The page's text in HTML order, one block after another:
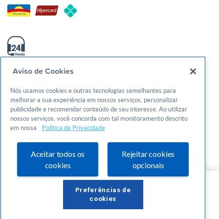
Gratuito
R$ 0,00
Inscrições encerradas!
Av. T-3, 1000, Setor Bueno - Goiânia/GO - CEP: 74210240
CNPJ: 01.269.984/0001-73
Política de privacidade
Termos de uso
© 2026 Todos os direitos reservados. Serviço de Apoio as Micro
e Pequenas Empresas de Goiás
Aviso de Cookies
Nós usamos cookies e outras tecnologias semelhantes para
melhorar a sua experiência em nossos serviços, personalizar
publicidade e recomendar conteúdo de seu interesse. Ao utilizar
nossos serviços, você concorda com tal monitoramento descrito
em nossa
Política de Privacidade
Aceitar todos os
cookies
Rejeitar cookies
opcionais
Preferências de
cookies